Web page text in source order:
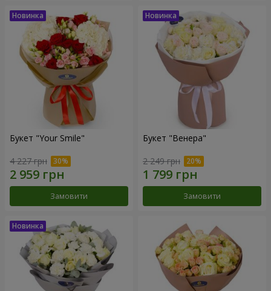
Букет "Your Smile"
4 227 грн
Замовити
Букет "Венера"
2 249 грн
Замовити